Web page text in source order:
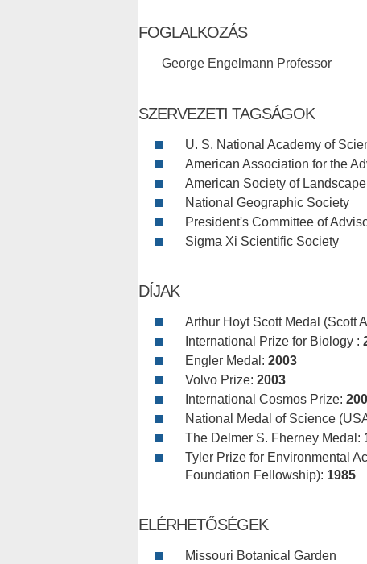
FOGLALKOZÁS
George Engelmann Professor
SZERVEZETI TAGSÁGOK
U. S. National Academy of
American Association for the
American Society of
National Geographic Society
President's Committee of
Sigma Xi Scientific Society
DÍJAK
Arthur Hoyt Scott Medal (Scott
International Prize for Biology :
Engler Medal: 2003
Volvo Prize: 2003
International Cosmos Prize:
National Medal of Science
The Delmer S. Fherney Medal:
Tyler Prize for Environmental
Foundation Fellowship): 1985
ELÉRHETŐSÉGEK
Missouri Botanical Garden